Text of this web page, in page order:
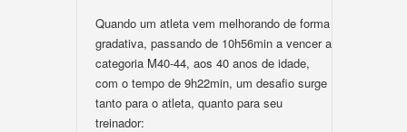
Quando um atleta vem melhorando de forma
gradativa, passando de 10h56min a vencer a
categoria M40-44, aos 40 anos de idade,
com o tempo de 9h22min, um desafio surge
tanto para o atleta, quanto para seu
treinador: